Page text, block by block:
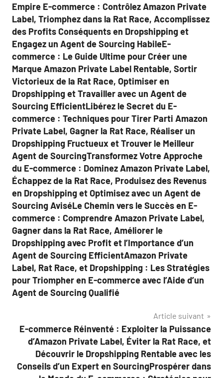
Empire E-commerce : Contrôlez Amazon Private
Label, Triomphez dans la Rat Race, Accomplissez
des Profits Conséquents en Dropshipping et
Engagez un Agent de Sourcing HabileE-
commerce : Le Guide Ultime pour Créer une
Marque Amazon Private Label Rentable, Sortir
Victorieux de la Rat Race, Optimiser en
Dropshipping et Travailler avec un Agent de
Sourcing EfficientLibérez le Secret du E-
commerce : Techniques pour Tirer Parti Amazon
Private Label, Gagner la Rat Race, Réaliser un
Dropshipping Fructueux et Trouver le Meilleur
Agent de SourcingTransformez Votre Approche
du E-commerce : Dominez Amazon Private Label,
Échappez de la Rat Race, Produisez des Revenus
en Dropshipping et Optimisez avec un Agent de
Sourcing AviséLe Chemin vers le Succès en E-
commerce : Comprendre Amazon Private Label,
Gagner dans la Rat Race, Améliorer le
Dropshipping avec Profit et l’Importance d’un
Agent de Sourcing EfficientAmazon Private
Label, Rat Race, et Dropshipping : Les Stratégies
pour Triompher en E-commerce avec l’Aide d’un
Agent de Sourcing Qualifié
Article suivant
E-commerce Réinventé : Exploiter la Puissance
d’Amazon Private Label, Éviter la Rat Race, et
Découvrir le Dropshipping Rentable avec les
Conseils d’un Expert en SourcingProspérer dans